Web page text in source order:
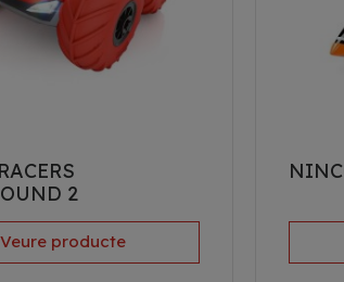
2
Veure producte